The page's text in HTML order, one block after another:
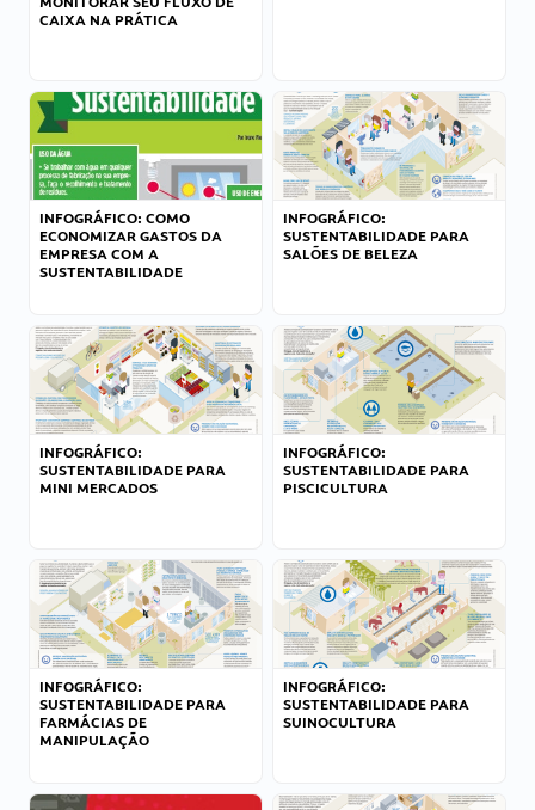
CAIXA NA PRÁTICA
INFOGRÁFICO: COMO
ECONOMIZAR GASTOS DA
EMPRESA COM A
SUSTENTABILIDADE
INFOGRÁFICO:
SUSTENTABILIDADE PARA
SALÕES DE BELEZA
INFOGRÁFICO:
SUSTENTABILIDADE PARA
MINI MERCADOS
INFOGRÁFICO:
SUSTENTABILIDADE PARA
PISCICULTURA
INFOGRÁFICO:
SUSTENTABILIDADE PARA
FARMÁCIAS DE
MANIPULAÇÃO
INFOGRÁFICO:
SUSTENTABILIDADE PARA
SUINOCULTURA